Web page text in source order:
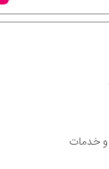
و خدمات